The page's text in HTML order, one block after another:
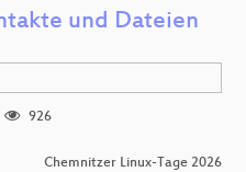
und Dateien
926
Chemnitzer Linux-Tage 2026